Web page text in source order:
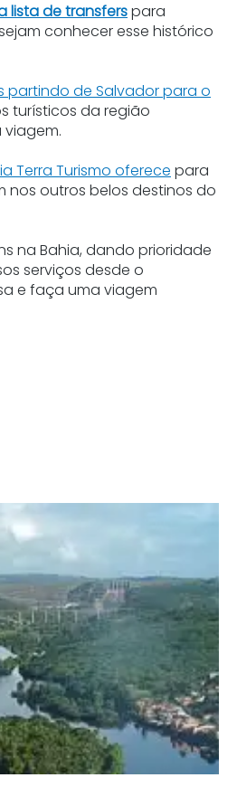
lista de transferspara
conhecer esse histórico
partindo de Salvador para o
turísticos da região
Terra Turismo oferece para
nos outros belos destinos do
na Bahia, dando prioridade
serviços desde o
e faça uma viagem